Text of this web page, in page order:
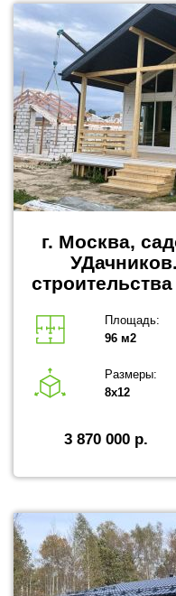
г. Москва,
УДачников.
Площадь:
96 м2
Размеры:
8х12
3 870 000 р.